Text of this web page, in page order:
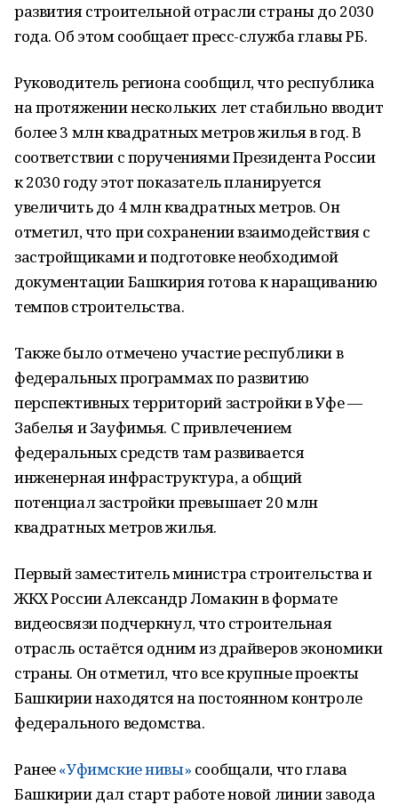
развития строительной отрасли страны до 2030
года. Об этом сообщает пресс-служба главы РБ.
Руководитель региона сообщил, что республика
на протяжении нескольких лет стабильно вводит
более 3 млн квадратных метров жилья в год. В
соответствии с поручениями Президента России
к 2030 году этот показатель планируется
увеличить до 4 млн квадратных метров. Он
отметил, что при сохранении взаимодействия с
застройщиками и подготовке необходимой
документации Башкирия готова к наращиванию
темпов строительства.
Также было отмечено участие республики в
федеральных программах по развитию
перспективных территорий застройки в Уфе —
Забелья и Зауфимья. С привлечением
федеральных средств там развивается
инженерная инфраструктура, а общий
потенциал застройки превышает 20 млн
квадратных метров жилья.
Первый заместитель министра строительства и
ЖКХ России Александр Ломакин в формате
видеосвязи подчеркнул, что строительная
отрасль остаётся одним из драйверов экономики
страны. Он отметил, что все крупные проекты
Башкирии находятся на постоянном контроле
федерального ведомства.
Ранее«Уфимские нивы» сообщали, что глава
Башкирии дал старт работе новой линии завода